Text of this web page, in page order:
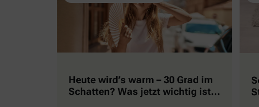
Heute wird’s warm – 30 Grad im
Schatten? Was jetzt wichtig ist